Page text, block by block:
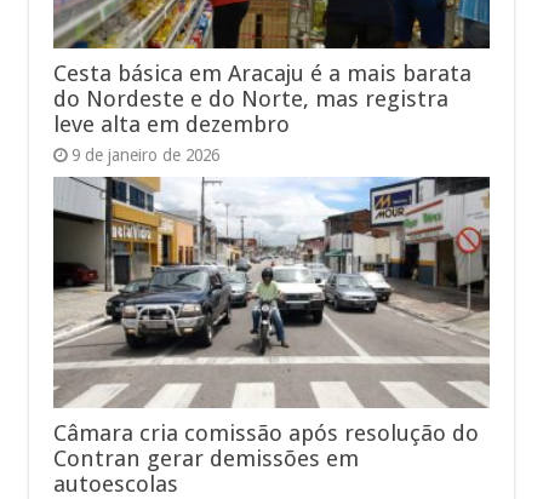
Cesta básica em Aracaju é a mais barata
do Nordeste e do Norte, mas registra
leve alta em dezembro
9 de janeiro de 2026
Câmara cria comissão após resolução do
Contran gerar demissões em
autoescolas